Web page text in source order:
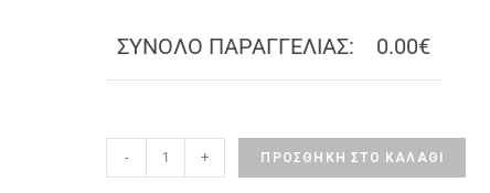
ΣΥΝΟΛΟ ΠΑΡΑΓΓΕΛΙΑΣ: 0.00€
- + ΠΡΟΣΘΉΚΗ ΣΤΟ ΚΑΛΆΘΙ